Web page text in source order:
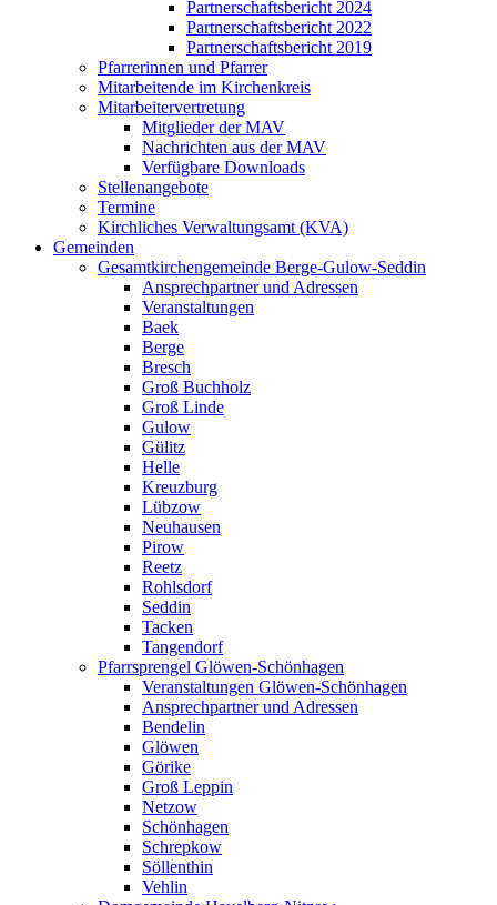
Partnerschaftsbericht 2024
Partnerschaftsbericht 2022
Partnerschaftsbericht 2019
Pfarrerinnen und Pfarrer
Mitarbeitende im Kirchenkreis
Mitarbeitervertretung
Mitglieder der MAV
Nachrichten aus der MAV
Verfügbare Downloads
Stellenangebote
Termine
Kirchliches Verwaltungsamt (KVA)
Gemeinden
Gesamtkirchengemeinde Berge-Gulow-Seddin
Ansprechpartner und Adressen
Veranstaltungen
Baek
Berge
Bresch
Groß Buchholz
Groß Linde
Gulow
Gülitz
Helle
Kreuzburg
Lübzow
Neuhausen
Pirow
Reetz
Rohlsdorf
Seddin
Tacken
Tangendorf
Pfarrsprengel Glöwen-Schönhagen
Veranstaltungen Glöwen-Schönhagen
Ansprechpartner und Adressen
Bendelin
Glöwen
Görike
Groß Leppin
Netzow
Schönhagen
Schrepkow
Söllenthin
Vehlin